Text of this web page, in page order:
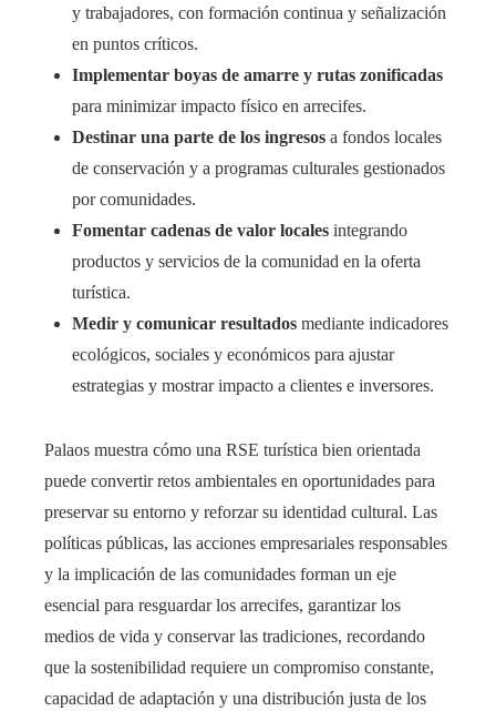
y trabajadores, con formación continua y señalización
en puntos críticos.
Implementar boyas de amarre y rutas zonificadas
para minimizar impacto físico en arrecifes.
Destinar una parte de los ingresos a fondos locales
de conservación y a programas culturales gestionados
por comunidades.
Fomentar cadenas de valor locales integrando
productos y servicios de la comunidad en la oferta
turística.
Medir y comunicar resultados mediante indicadores
ecológicos, sociales y económicos para ajustar
estrategias y mostrar impacto a clientes e inversores.
Palaos muestra cómo una RSE turística bien orientada
puede convertir retos ambientales en oportunidades para
preservar su entorno y reforzar su identidad cultural. Las
políticas públicas, las acciones empresariales responsables
y la implicación de las comunidades forman un eje
esencial para resguardar los arrecifes, garantizar los
medios de vida y conservar las tradiciones, recordando
que la sostenibilidad requiere un compromiso constante,
capacidad de adaptación y una distribución justa de los